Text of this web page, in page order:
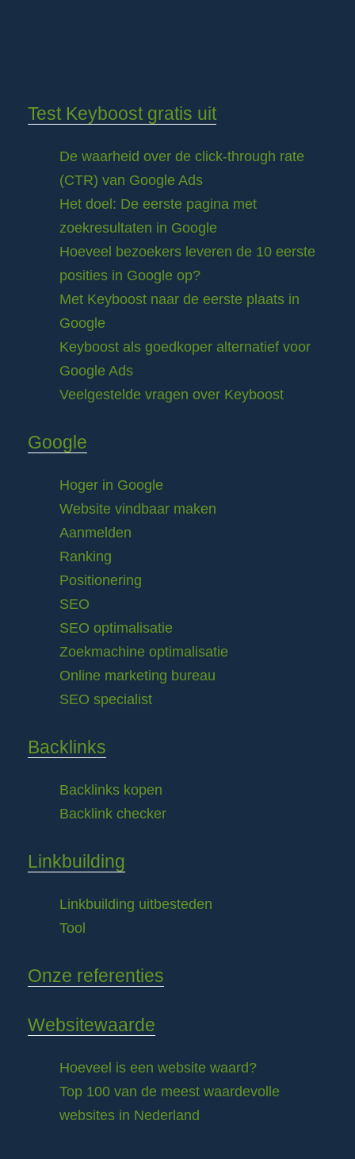
Test Keyboost gratis uit
De waarheid over de click-through rate
(CTR) van Google Ads
Het doel: De eerste pagina met
zoekresultaten in Google
Hoeveel bezoekers leveren de 10 eerste
posities in Google op?
Met Keyboost naar de eerste plaats in
Google
Keyboost als goedkoper alternatief voor
Google Ads
Veelgestelde vragen over Keyboost
Google
Hoger in Google
Website vindbaar maken
Aanmelden
Ranking
Positionering
SEO
SEO optimalisatie
Zoekmachine optimalisatie
Online marketing bureau
SEO specialist
Backlinks
Backlinks kopen
Backlink checker
Linkbuilding
Linkbuilding uitbesteden
Tool
Onze referenties
Websitewaarde
Hoeveel is een website waard?
Top 100 van de meest waardevolle
websites in Nederland